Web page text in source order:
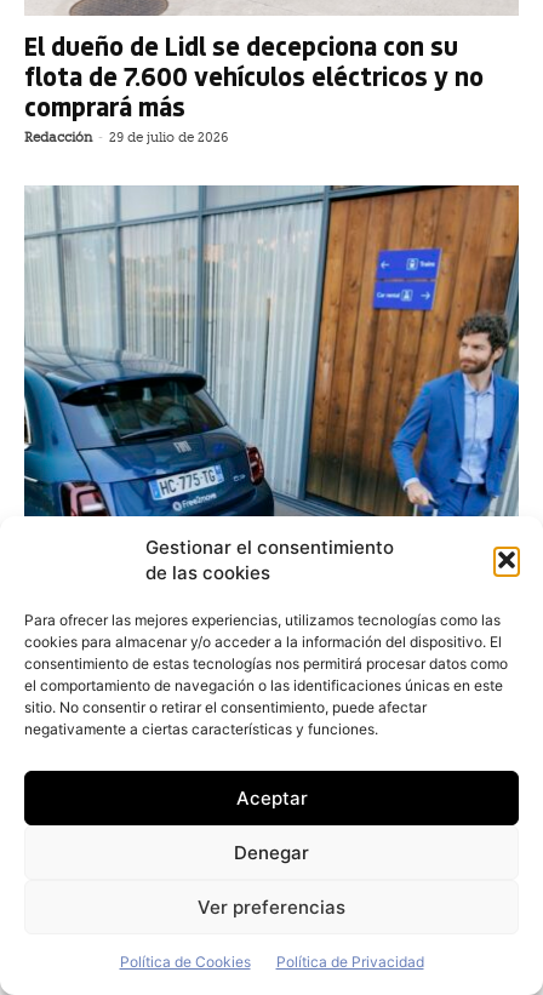
Gestionar el consentimiento
de las cookies
Para ofrecer las mejores experiencias, utilizamos tecnologías como las
cookies para almacenar y/o acceder a la información del dispositivo. El
consentimiento de estas tecnologías nos permitirá procesar datos como
el comportamiento de navegación o las identificaciones únicas en este
sitio. No consentir o retirar el consentimiento, puede afectar
negativamente a ciertas características y funciones.
Aceptar
Denegar
Ver preferencias
Política de Cookies Política de Privacidad
El dueño de Lidl se decepciona con su
flota de 7.600 vehículos eléctricos y no
comprará más
Redacción - 29 de julio de 2026
Stellantis vende su negocio de carsharing
Free2move al fondo alemán Mutares